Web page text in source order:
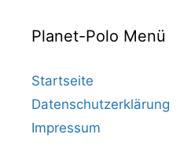
Planet-Polo Menü
Startseite
Datenschutzerklärung
Impressum